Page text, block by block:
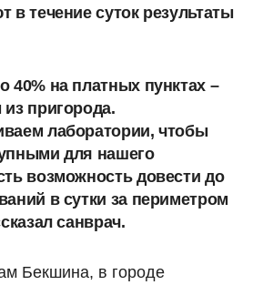
в течение суток результаты
40% на платных пунктах –
пригорода.
лаборатории, чтобы
для нашего
возможность довести до
в сутки за периметром
санврач.
Бекшина, в городе